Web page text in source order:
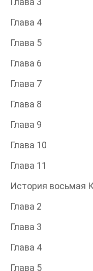
Глава 4
Глава 5
Глава 6
Глава 7
Глава 8
Глава 9
Глава 10
Глава 11
История восьмая
Глава 2
Глава 3
Глава 4
Глава 5